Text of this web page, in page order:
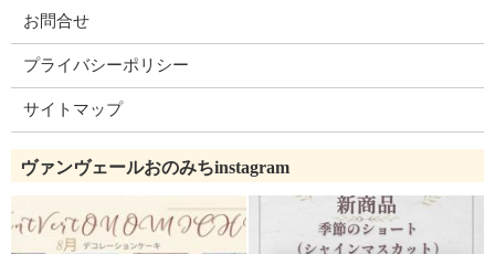
お問合せ
プライバシーポリシー
サイトマップ